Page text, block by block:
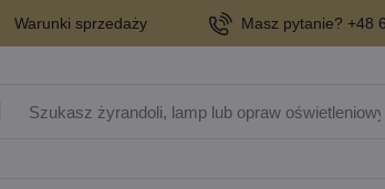
Warunki sprzedaży Masz pytanie? +48